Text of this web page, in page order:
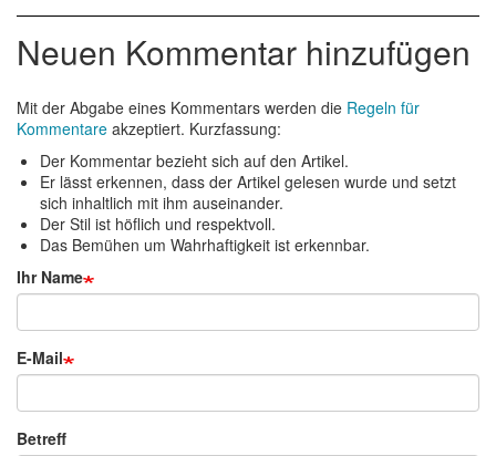
Neuen Kommentar hinzufügen
Mit der Abgabe eines Kommentars werden die Regeln für
Kommentare akzeptiert. Kurzfassung:
Der Kommentar bezieht sich auf den Artikel.
Er lässt erkennen, dass der Artikel gelesen wurde und setzt
sich inhaltlich mit ihm auseinander.
Der Stil ist höflich und respektvoll.
Das Bemühen um Wahrhaftigkeit ist erkennbar.
Ihr Name
E-Mail
Betreff